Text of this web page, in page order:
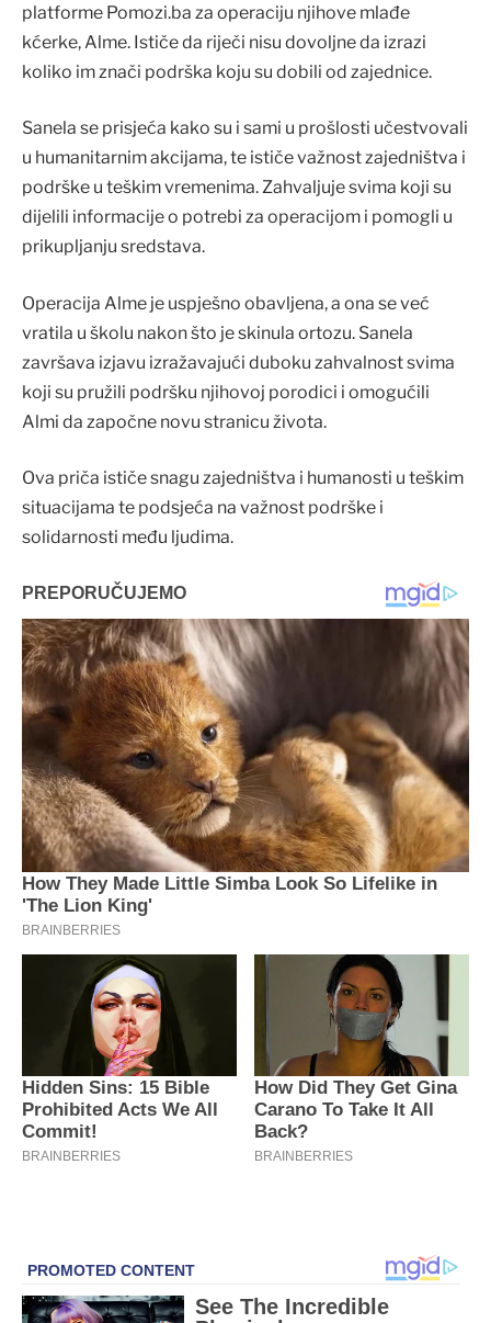
platforme Pomozi.ba za operaciju njihove mlađe
kćerke, Alme. Ističe da riječi nisu dovoljne da izrazi
koliko im znači podrška koju su dobili od zajednice.
Sanela se prisjeća kako su i sami u prošlosti učestvovali
u humanitarnim akcijama, te ističe važnost zajedništva i
podrške u teškim vremenima. Zahvaljuje svima koji su
dijelili informacije o potrebi za operacijom i pomogli u
prikupljanju sredstava.
Operacija Alme je uspješno obavljena, a ona se već
vratila u školu nakon što je skinula ortozu. Sanela
završava izjavu izražavajući duboku zahvalnost svima
koji su pružili podršku njihovoj porodici i omogućili
Almi da započne novu stranicu života.
Ova priča ističe snagu zajedništva i humanosti u teškim
situacijama te podsjeća na važnost podrške i
solidarnosti među ljudima.